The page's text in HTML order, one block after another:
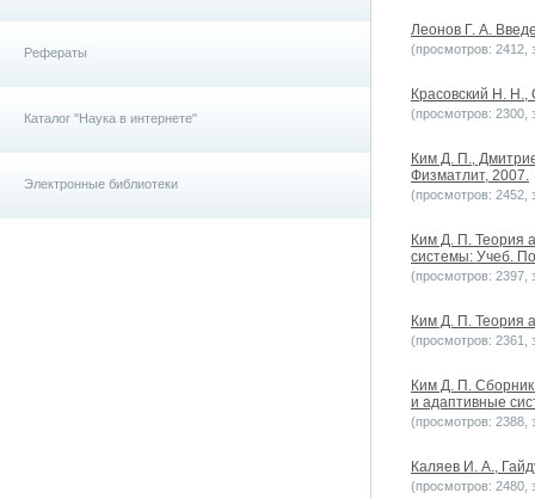
Рефераты
Каталог "Наука в интернете"
Электронные библиотеки
Леонов Г. А.
(просмотров: 2412,
Красовский Н.
(просмотров: 2300,
Ким Д. П.,
Физматлит, 2007.
(просмотров: 2452,
Ким Д. П. Теория
системы: Учеб.
(просмотров: 2397,
Ким Д. П. Теория
(просмотров: 2361,
Ким Д. П.
и адаптивные
(просмотров: 2388,
Каляев И. А.,
(просмотров: 2480,